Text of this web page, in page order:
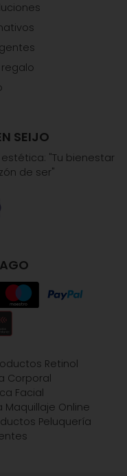
SEIJO
"Tu bienestar
de ser"
Retinol
Corporal
Facial
Maquillaje Online
Peluquería